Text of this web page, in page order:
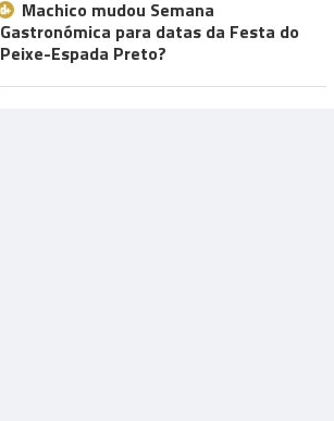
Machico mudou Semana
Gastronómica para datas da Festa do
Peixe-Espada Preto?